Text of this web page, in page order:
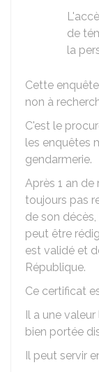
de
la
Cette
non à
C'est le
les enquêtes
gendarmerie.
Après 1 an de
toujours pas
de son décès,
peut être
est validé et
République.
Ce certificat
Il a une
bien portée
Il peut servir